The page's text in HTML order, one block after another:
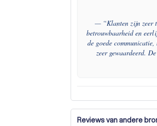
— “Klanten zijn zeer
betrouwbaarheid en
de goede
zeer gewaardeerd.
Reviews van andere